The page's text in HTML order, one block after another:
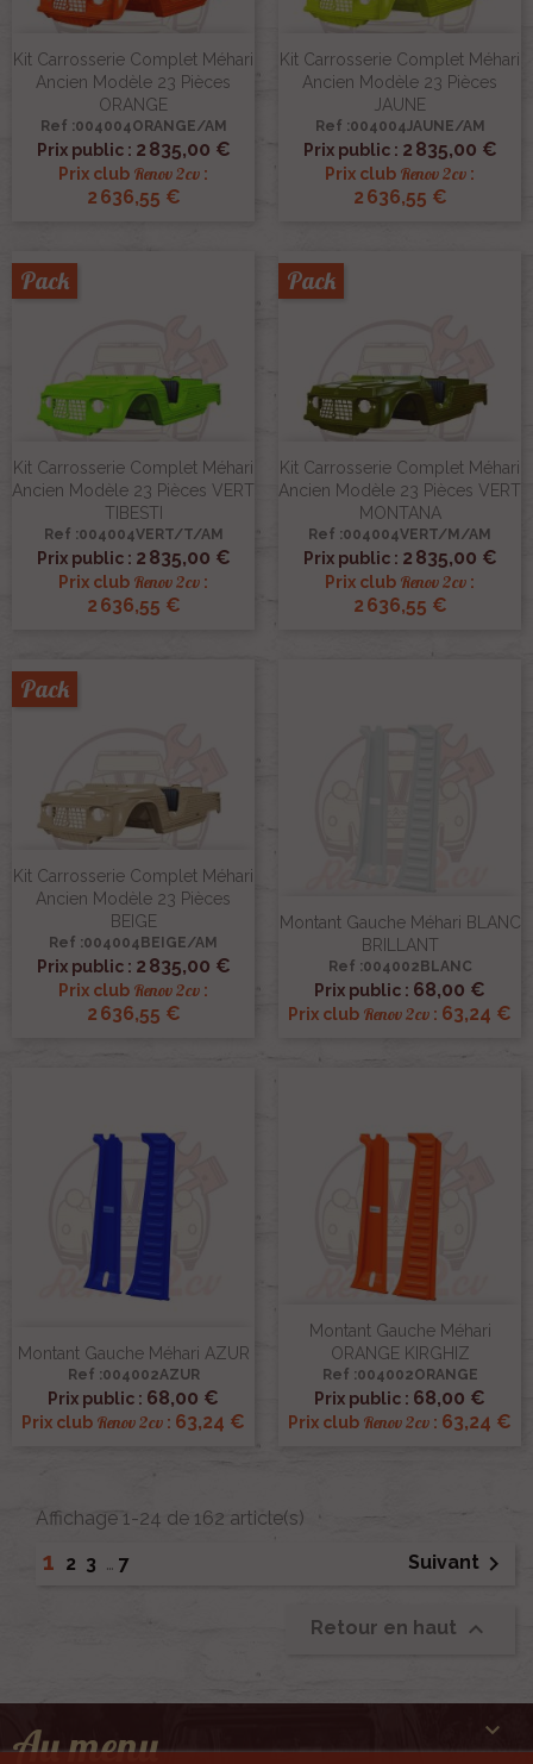
Kit Carrosserie Complet Méhari
Ancien Modèle 23 Pièces
ORANGE
Ref :004004ORANGE/AM
Prix public : 2 835,00 €
Prix club Renov 2cv :
2 636,55 €
Kit Carrosserie Complet Méhari
Ancien Modèle 23 Pièces
JAUNE
Ref :004004JAUNE/AM
Prix public : 2 835,00 €
Prix club Renov 2cv :
2 636,55 €
Kit Carrosserie Complet Méhari
Ancien Modèle 23 Pièces VERT
TIBESTI
Ref :004004VERT/T/AM
Prix public : 2 835,00 €
Prix club Renov 2cv :
2 636,55 €
Pack
Kit Carrosserie Complet Méhari
Ancien Modèle 23 Pièces VERT
MONTANA
Ref :004004VERT/M/AM
Prix public : 2 835,00 €
Prix club Renov 2cv :
2 636,55 €
Pack
Kit Carrosserie Complet Méhari
Ancien Modèle 23 Pièces
BEIGE
Ref :004004BEIGE/AM
Prix public : 2 835,00 €
Prix club Renov 2cv :
2 636,55 €
Pack
Montant Gauche Méhari BLANC
BRILLANT
Ref :004002BLANC
Prix public : 68,00 €
Prix club Renov 2cv : 63,24 €
Montant Gauche Méhari AZUR
Ref :004002AZUR
Prix public : 68,00 €
Prix club Renov 2cv : 63,24 €
Montant Gauche Méhari
ORANGE KIRGHIZ
Ref :004002ORANGE
Prix public : 68,00 €
Prix club Renov 2cv : 63,24 €
Affichage 1-24 de 162 article(s)
1 2 3 … 7 Suivant 
Retour en haut 
Au menu 